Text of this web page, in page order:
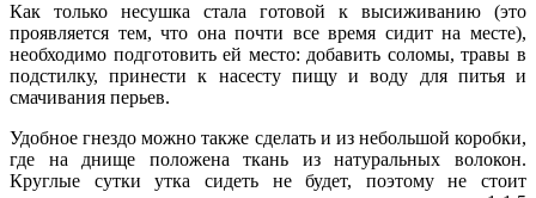
Как только несушка стала готовой к высиживанию (это
проявляется тем, что она почти все время сидит на месте),
необходимо подготовить ей место: добавить соломы, травы в
подстилку, принести к насесту пищу и воду для питья и
смачивания перьев.
Удобное гнездо можно также сделать и из небольшой коробки,
где на днище положена ткань из натуральных волокон.
Круглые сутки утка сидеть не будет, поэтому не стоит